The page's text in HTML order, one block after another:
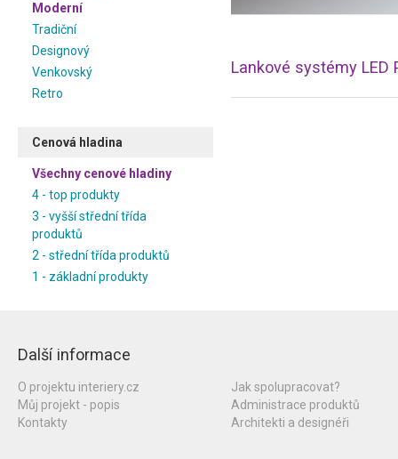
Moderní
Tradiční
Designový
Venkovský
Retro
Cenová hladina
Všechny cenové hladiny
4 - top produkty
3 - vyšší střední třída
produktů
2 - střední třída produktů
1 - základní produkty
Další informace
O projektu interiery.cz
Můj projekt - popis
Kontakty
Jak spolupracovat?
Administrace produktů
Architekti a designéři